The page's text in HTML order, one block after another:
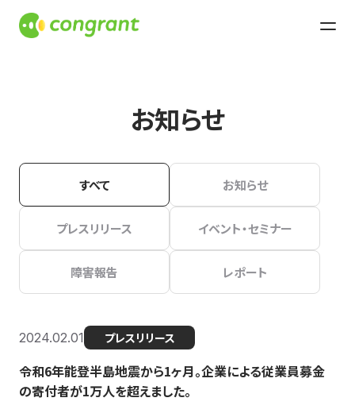
お知らせ
すべて お知らせ
プレスリリース イベント・セミナー
障害報告 レポート
2024.02.01 プレスリリース
令和6年能登半島地震から1ヶ月。企業による従業員募金
の寄付者が1万人を超えました。